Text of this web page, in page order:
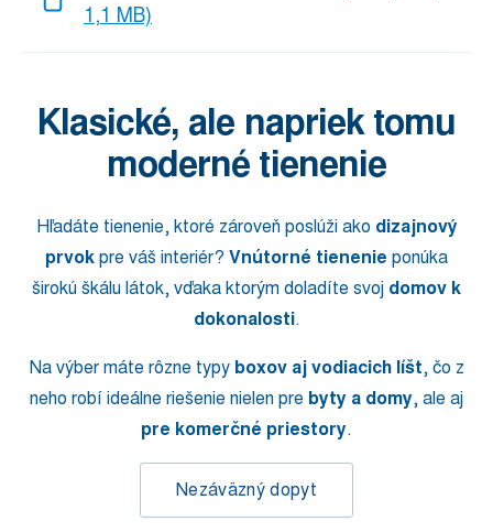
1,1 MB)
Klasické, ale napriek tomu
moderné tienenie
Hľadáte tienenie, ktoré zároveň poslúži ako dizajnový
prvokpre váš interiér? Vnútorné tienenie ponúka
širokú škálu látok, vďaka ktorým doladíte svoj domov k
dokonalosti.
Na výber máte rôzne typy boxov aj vodiacich líšt, čo z
neho robí ideálne riešenie nielen pre byty a domy, ale aj
pre komerčné priestory.
Nezáväzný dopyt